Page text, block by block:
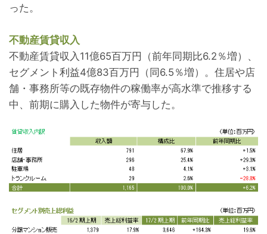
った。
不動産賃貸収入
不動産賃貸収入11億65百万円（前年同期比6.2％増）、
セグメント利益4億83百万円（同6.5％増）。住居や店
舗・事務所等の既存物件の稼働率が高水準で推移する
中、前期に購入した物件が寄与した。